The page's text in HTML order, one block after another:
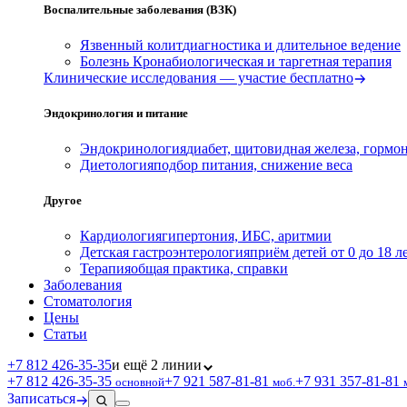
Воспалительные заболевания (ВЗК)
Язвенный колитдиагностика и длительное ведение
Болезнь Кронабиологическая и таргетная терапия
Клинические исследования — участие бесплатно
Эндокринология и питание
Эндокринологиядиабет, щитовидная железа,
Диетологияподбор питания, снижение веса
Другое
Кардиологиягипертония, ИБС, аритмии
Детская гастроэнтерологияприём детей от 0 до 18
Терапияобщая практика, справки
Заболевания
Стоматология
Цены
Статьи
+7 812 426‑35‑35и ещё 2 линии
+7 812 426‑35‑35 основной+7 921 587‑81‑81 моб.+7 931 357‑81‑81
Записаться